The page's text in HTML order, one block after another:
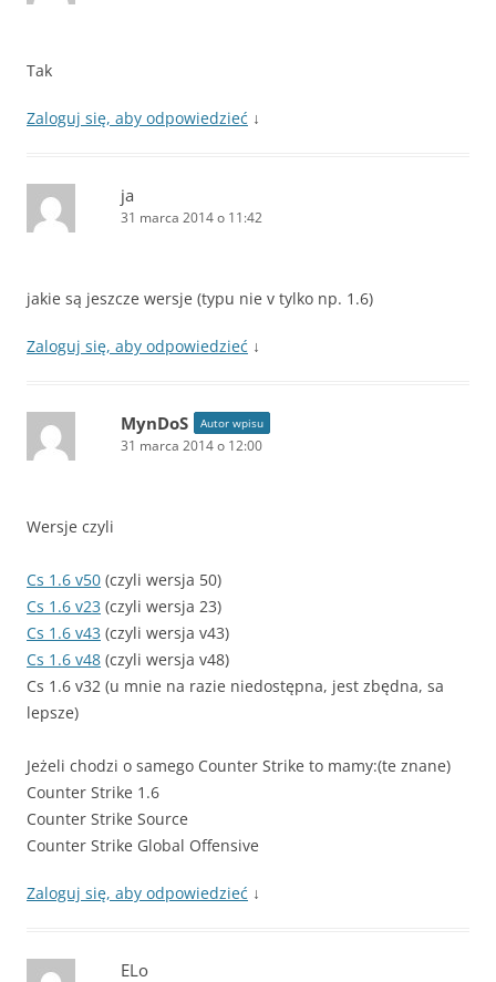
Tak
Zaloguj się, aby odpowiedzieć ↓
ja
31 marca 2014 o 11:42
jakie są jeszcze wersje (typu nie v tylko np. 1.6)
Zaloguj się, aby odpowiedzieć ↓
MynDoS Autor wpisu
31 marca 2014 o 12:00
Wersje czyli
Cs 1.6 v50 (czyli wersja 50)
Cs 1.6 v23 (czyli wersja 23)
Cs 1.6 v43 (czyli wersja v43)
Cs 1.6 v48 (czyli wersja v48)
Cs 1.6 v32 (u mnie na razie niedostępna, jest zbędna, sa
lepsze)
Jeżeli chodzi o samego Counter Strike to mamy:(te znane)
Counter Strike 1.6
Counter Strike Source
Counter Strike Global Offensive
Zaloguj się, aby odpowiedzieć ↓
ELo